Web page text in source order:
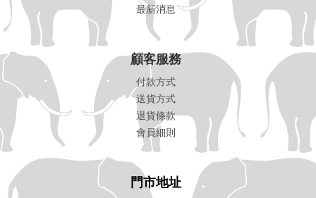
最新消息
顧客服務
付款方式
送貨方式
退貨條款
會員細則
門市地址